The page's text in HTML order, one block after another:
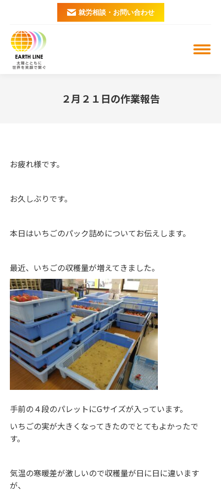
就労相談・お問い合わせ
２月２１日の作業報告
お疲れ様です。
お久しぶりです。
本日はいちごのパック詰めについてお伝えします。
最近、いちごの収穫量が増えてきました。
手前の４段のパレットにGサイズが入っています。
いちごの実が大きくなってきたのでとてもよかったで
す。
気温の寒暖差が激しいので収穫量が日に日に違います
が、